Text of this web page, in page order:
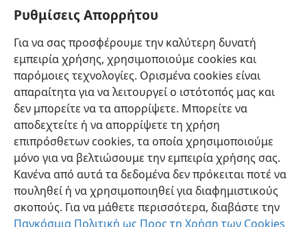
Ρυθμίσεις Απορρήτου
Για να σας προσφέρουμε την καλύτερη δυνατή
εμπειρία χρήσης, χρησιμοποιούμε cookies και
παρόμοιες τεχνολογίες. Ορισμένα cookies είναι
απαραίτητα για να λειτουργεί ο ιστότοπός μας και
δεν μπορείτε να τα απορρίψετε. Μπορείτε να
αποδεχτείτε ή να απορρίψετε τη χρήση
επιπρόσθετων cookies, τα οποία χρησιμοποιούμε
μόνο για να βελτιώσουμε την εμπειρία χρήσης σας.
Κανένα από αυτά τα δεδομένα δεν πρόκειται ποτέ να
πουληθεί ή να χρησιμοποιηθεί για διαφημιστικούς
σκοπούς. Για να μάθετε περισσότερα, διαβάστε την
Παγκόσμια Πολιτική ως Προς τη Χρήση των Cookies
στον Πέτρο: “Πηγαίνει πριν από εσάς στη Γαλιλαία.
όταν βγήκαν έξω, έφυγαν από το μνήμα γεμάτες
τρόμο και δέος. Και δεν είπαν τίποτα σε κανέναν,
γιατί φοβούνταν. * +
Ελληνική Κοινή Χρήση Προτιμήσεις
Copyright© 2026 Watch Tower Bible and Tract Society of Pennsylvania
Όροι Χρήσης Πολιτική Απορρήτου
Ρυθμίσεις Απορρήτου
JW.ORG
Σύνδεση